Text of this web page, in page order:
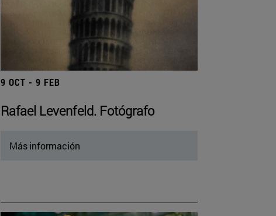
9 OCT - 9 FEB
Rafael Levenfeld. Fotógrafo
Más información